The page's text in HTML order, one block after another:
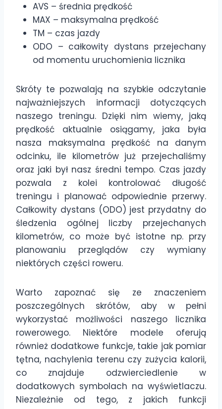
AVS – średnia prędkość
MAX – maksymalna prędkość
TM – czas jazdy
ODO – całkowity dystans przejechany
od momentu uruchomienia licznika
Skróty te pozwalają na szybkie odczytanie
najważniejszych informacji dotyczących
naszego treningu. Dzięki nim wiemy, jaką
prędkość aktualnie osiągamy, jaka była
nasza maksymalna prędkość na danym
odcinku, ile kilometrów już przejechaliśmy
oraz jaki był nasz średni tempo. Czas jazdy
pozwala z kolei kontrolować długość
treningu i planować odpowiednie przerwy.
Całkowity dystans (ODO) jest przydatny do
śledzenia ogólnej liczby przejechanych
kilometrów, co może być istotne np. przy
planowaniu przeglądów czy wymiany
niektórych części roweru.
Warto zapoznać się ze znaczeniem
poszczególnych skrótów, aby w pełni
wykorzystać możliwości naszego licznika
rowerowego. Niektóre modele oferują
również dodatkowe funkcje, takie jak pomiar
tętna, nachylenia terenu czy zużycia kalorii,
co znajduje odzwierciedlenie w
dodatkowych symbolach na wyświetlaczu.
Niezależnie od tego, z jakich funkcji